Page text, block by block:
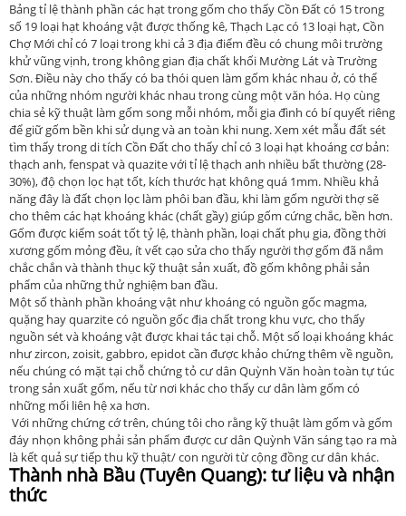
Bảng tỉ lệ thành phần các hạt trong gốm cho thấy Cồn Đất có 15 trong
số 19 loại hạt khoáng vật được thống kê, Thạch Lạc có 13 loại hạt, Cồn
Chợ Mới chỉ có 7 loại trong khi cả 3 địa điểm đều có chung môi trường
khử vũng vịnh, trong không gian địa chất khối Mường Lát và Trường
Sơn. Điều này cho thấy có ba thói quen làm gốm khác nhau ở, có thể
của những nhóm người khác nhau trong cùng một văn hóa. Họ cùng
chia sẻ kỹ thuật làm gốm song mỗi nhóm, mỗi gia đình có bí quyết riêng
để giữ gốm bền khi sử dụng và an toàn khi nung. Xem xét mẫu đất sét
tìm thấy trong di tích Cồn Đất cho thấy chỉ có 3 loại hạt khoáng cơ bản:
thạch anh, fenspat và quazite với tỉ lệ thạch anh nhiều bất thường (28-
30%), độ chọn lọc hạt tốt, kích thước hạt không quá 1mm. Nhiều khả
năng đây là đất chọn lọc làm phôi ban đầu, khi làm gốm người thợ sẽ
cho thêm các hạt khoáng khác (chất gầy) giúp gốm cứng chắc, bền hơn.
Gốm được kiểm soát tốt tỷ lệ, thành phần, loại chất phụ gia, đồng thời
xương gốm mỏng đều, ít vết cạo sửa cho thấy người thợ gốm đã nắm
chắc chắn và thành thục kỹ thuật sản xuất, đồ gốm không phải sản
phẩm của những thử nghiệm ban đầu.
Một số thành phần khoáng vật như khoáng có nguồn gốc magma,
quặng hay quarzite có nguồn gốc địa chất trong khu vực, cho thấy
nguồn sét và khoáng vật được khai tác tại chỗ. Một số loại khoáng khác
như zircon, zoisit, gabbro, epidot cần được khảo chứng thêm về nguồn,
nếu chúng có mặt tại chỗ chứng tỏ cư dân Quỳnh Văn hoàn toàn tự túc
trong sản xuất gốm, nếu từ nơi khác cho thấy cư dân làm gốm có
những mối liên hệ xa hơn.
Với những chứng cớ trên, chúng tôi cho rằng kỹ thuật làm gốm và gốm
đáy nhọn không phải sản phẩm được cư dân Quỳnh Văn sáng tạo ra mà
là kết quả sự tiếp thu kỹ thuật/ con người từ cộng đồng cư dân khác.
Thành nhà Bầu (Tuyên Quang): tư liệu và nhận
thức